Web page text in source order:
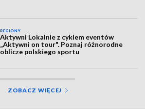
REGIONY
Aktywni Lokalnie z cyklem eventów
„Aktywni on tour". Poznaj różnorodne
oblicze polskiego sportu
ZOBACZ WIĘCEJ